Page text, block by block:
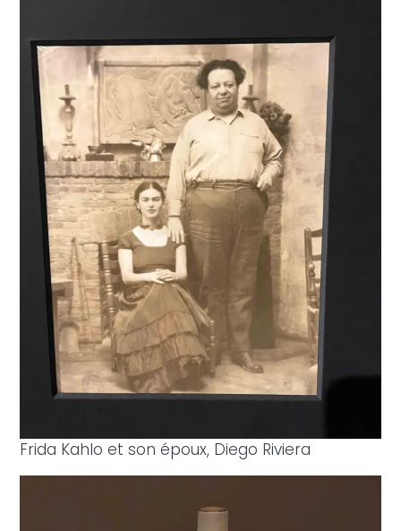
Frida Kahlo et son époux, Diego Riviera